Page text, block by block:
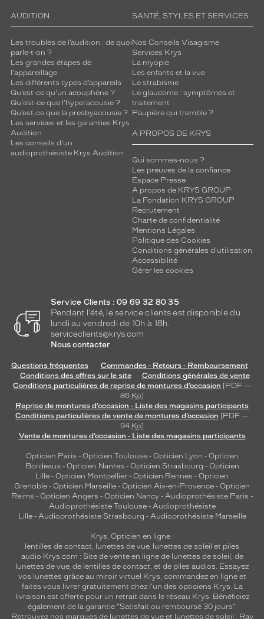
AUDITION
Les troubles de l’audition : de quoi
parle-t-on ?
Les grandes étapes de
l'appareillage
Les différents types d’appareils
Qu’est-ce qu'un acouphène ?
Qu'est-ce que l'hyperacousie ?
Qu’est-ce que la presbyacousie ?
Les services et les garanties Krys
Audition
Les conseils d'un
audioprothésiste Krys Audition
SANTÉ, STYLES ET SERVICES
Nos Conseils Visagisme
Services Krys
La myopie
Les enfants et la vue
Le strabisme
Le glaucome : symptômes et
traitement
Paupière qui tremble ?
A PROPOS DE KRYS
Qui sommes-nous ?
Les preuves de la confiance
Espace Presse
A propos de KRYS GROUP
La Fondation KRYS GROUP
Recrutement
Charte de confidentialité
Mentions Légales
Politique des Cookies
Conditions générales d'utilisation
Accessibilité
Gérer les cookies
Service Clients : 09 69 32 80 35
Pendant l'été, le service clients est disponible du
lundi au vendredi de 10h à 18h.
serviceclients@krys.com
Nous contacter
Questions fréquentes
Commandes - Retours - Remboursement
Conditions des offres sur le site
Conditions générales de vente
Conditions particulières de reprise de montures d’occasion [PDF —
86 Ko]
Reprise de montures d’occasion - Liste des magasins participants
Conditions particulières de vente de montures d’occasion [PDF —
94 Ko]
Vente de montures d’occasion - Liste des magasins participants
Opticien Paris - Opticien Toulouse- Opticien Lyon - Opticien
Bordeaux- Opticien Nantes - Opticien Strasbourg - Opticien
Lille - Opticien Montpellier - Opticien Rennes - Opticien
Grenoble - Opticien Marseille - Opticien Aix-en-Provence - Opticien
Reims - Opticien Angers - Opticien Nancy - Audioprothésiste Paris -
Audioprothésiste Toulouse- Audioprothésiste
Lille- Audioprothésiste Strasbourg - Audioprothésiste Marseille
Krys, Opticien en ligne :
lentilles de contact, lunettes de vue, lunettes de soleil et piles
audio Krys.com : Site de vente en ligne de lunettes de soleil, de
lunettes de vue, de lentilles de contact, et de piles audios. Essayez
vos lunettes grâce au miroir virtuel Krys, commandez en ligne et
faites vous livrer gratuitement chez l'un des opticiens Krys. La
livraison est offerte pour un retrait dans le réseau Krys. Bénéficiez
également de la garantie "Satisfait ou remboursé 30 jours".
Retrouvez nos marques de lunettes de vue et lunettes de soleil : Ray